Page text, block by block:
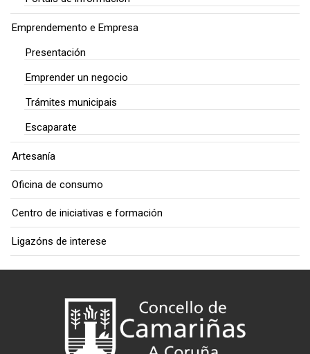
Emprendemento e Empresa
Presentación
Emprender un negocio
Trámites municipais
Escaparate
Artesanía
Oficina de consumo
Centro de iniciativas e formación
Ligazóns de interese